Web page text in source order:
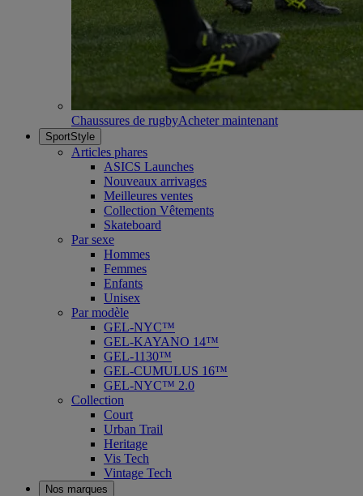
Chaussures de rugbyAcheter maintenant
SportStyle
Articles phares
ASICS Launches
Nouveaux arrivages
Meilleures ventes
Collection Vêtements
Skateboard
Par sexe
Hommes
Femmes
Enfants
Unisex
Par modèle
GEL-NYC™
GEL-KAYANO 14™
GEL-1130™
GEL-CUMULUS 16™
GEL-NYC™ 2.0
Collection
Court
Urban Trail
Heritage
Vis Tech
Vintage Tech
Nos marques